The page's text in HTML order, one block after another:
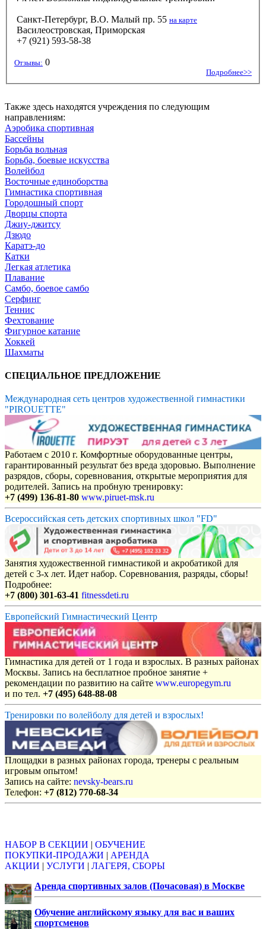
Санкт-Петербург, В.О. Малый пр. 55 на карте
Василеостровская, Приморская
+7 (921) 593-58-38
Отзывы: 0
Подробнее>>
Также здесь находятся учреждения по следующим
направлениям:
Аэробика спортивная
Бассейны
Борьба вольная
Борьба, боевые искусства
Волейбол
Восточные единоборства
Гимнастика спортивная
Городошный спорт
Дворцы спорта
Джиу-джитсу
Дзюдо
Каратэ-до
Катки
Легкая атлетика
Плавание
Самбо, боевое самбо
Серфинг
Теннис
Фехтование
Фигурное катание
Хоккей
Шахматы
СПЕЦИАЛЬНОЕ ПРЕДЛОЖЕНИЕ
Международная сеть центров художественной гимнастики
"PIROUETTE"
Работаем с 2010 г. Комфортные оборудованные центры,
гарантированный результат без вреда здоровью. Выполнение
разрядов, сборы, соревнования, открытые мероприятия для
родителей. Запись на пробную тренировку:
+7 (499) 136-81-80 www.piruet-msk.ru
Всероссийская сеть детских спортивных школ "FD"
Занятия художественной гимнастикой и акробатикой для
детей с 3-х лет. Идет набор. Соревнования, разряды, сборы!
Подробнее:
+7 (800) 301-63-41 fitnessdeti.ru
Европейский Гимнастический Центр
Гимнастика для детей от 1 года и взрослых. В разных районах
Москвы. Запись на бесплатное пробное занятие +
рекомендации по развитию на сайте www.europegym.ru
и по тел. +7 (495) 648-88-08
Тренировки по волейболу для детей и взрослых!
Площадки в разных районах города, тренеры с реальным
игровым опытом!
Запись на сайте: nevsky-bears.ru
Телефон: +7 (812) 770-68-34
НАБОР В СЕКЦИИ | ОБУЧЕНИЕ
ПОКУПКИ-ПРОДАЖИ | АРЕНДА
АКЦИИ | УСЛУГИ | ЛАГЕРЯ, СБОРЫ
Аренда спортивных залов (Почасовая) в Москве
Обучение английскому языку для вас и ваших
спортсменов